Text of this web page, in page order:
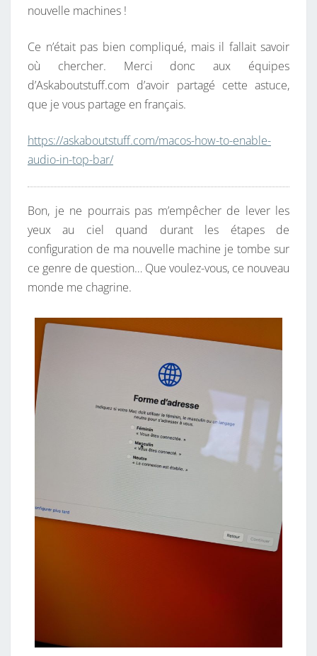
nouvelle machines !
Ce n’était pas bien compliqué, mais il fallait savoir
où chercher. Merci donc aux équipes
d’Askaboutstuff.com d’avoir partagé cette astuce,
que je vous partage en français.
https://askaboutstuff.com/macos-how-to-enable-
audio-in-top-bar/
Bon, je ne pourrais pas m’empêcher de lever les
yeux au ciel quand durant les étapes de
configuration de ma nouvelle machine je tombe sur
ce genre de question… Que voulez-vous, ce nouveau
monde me chagrine.